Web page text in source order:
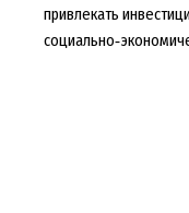
привлекать